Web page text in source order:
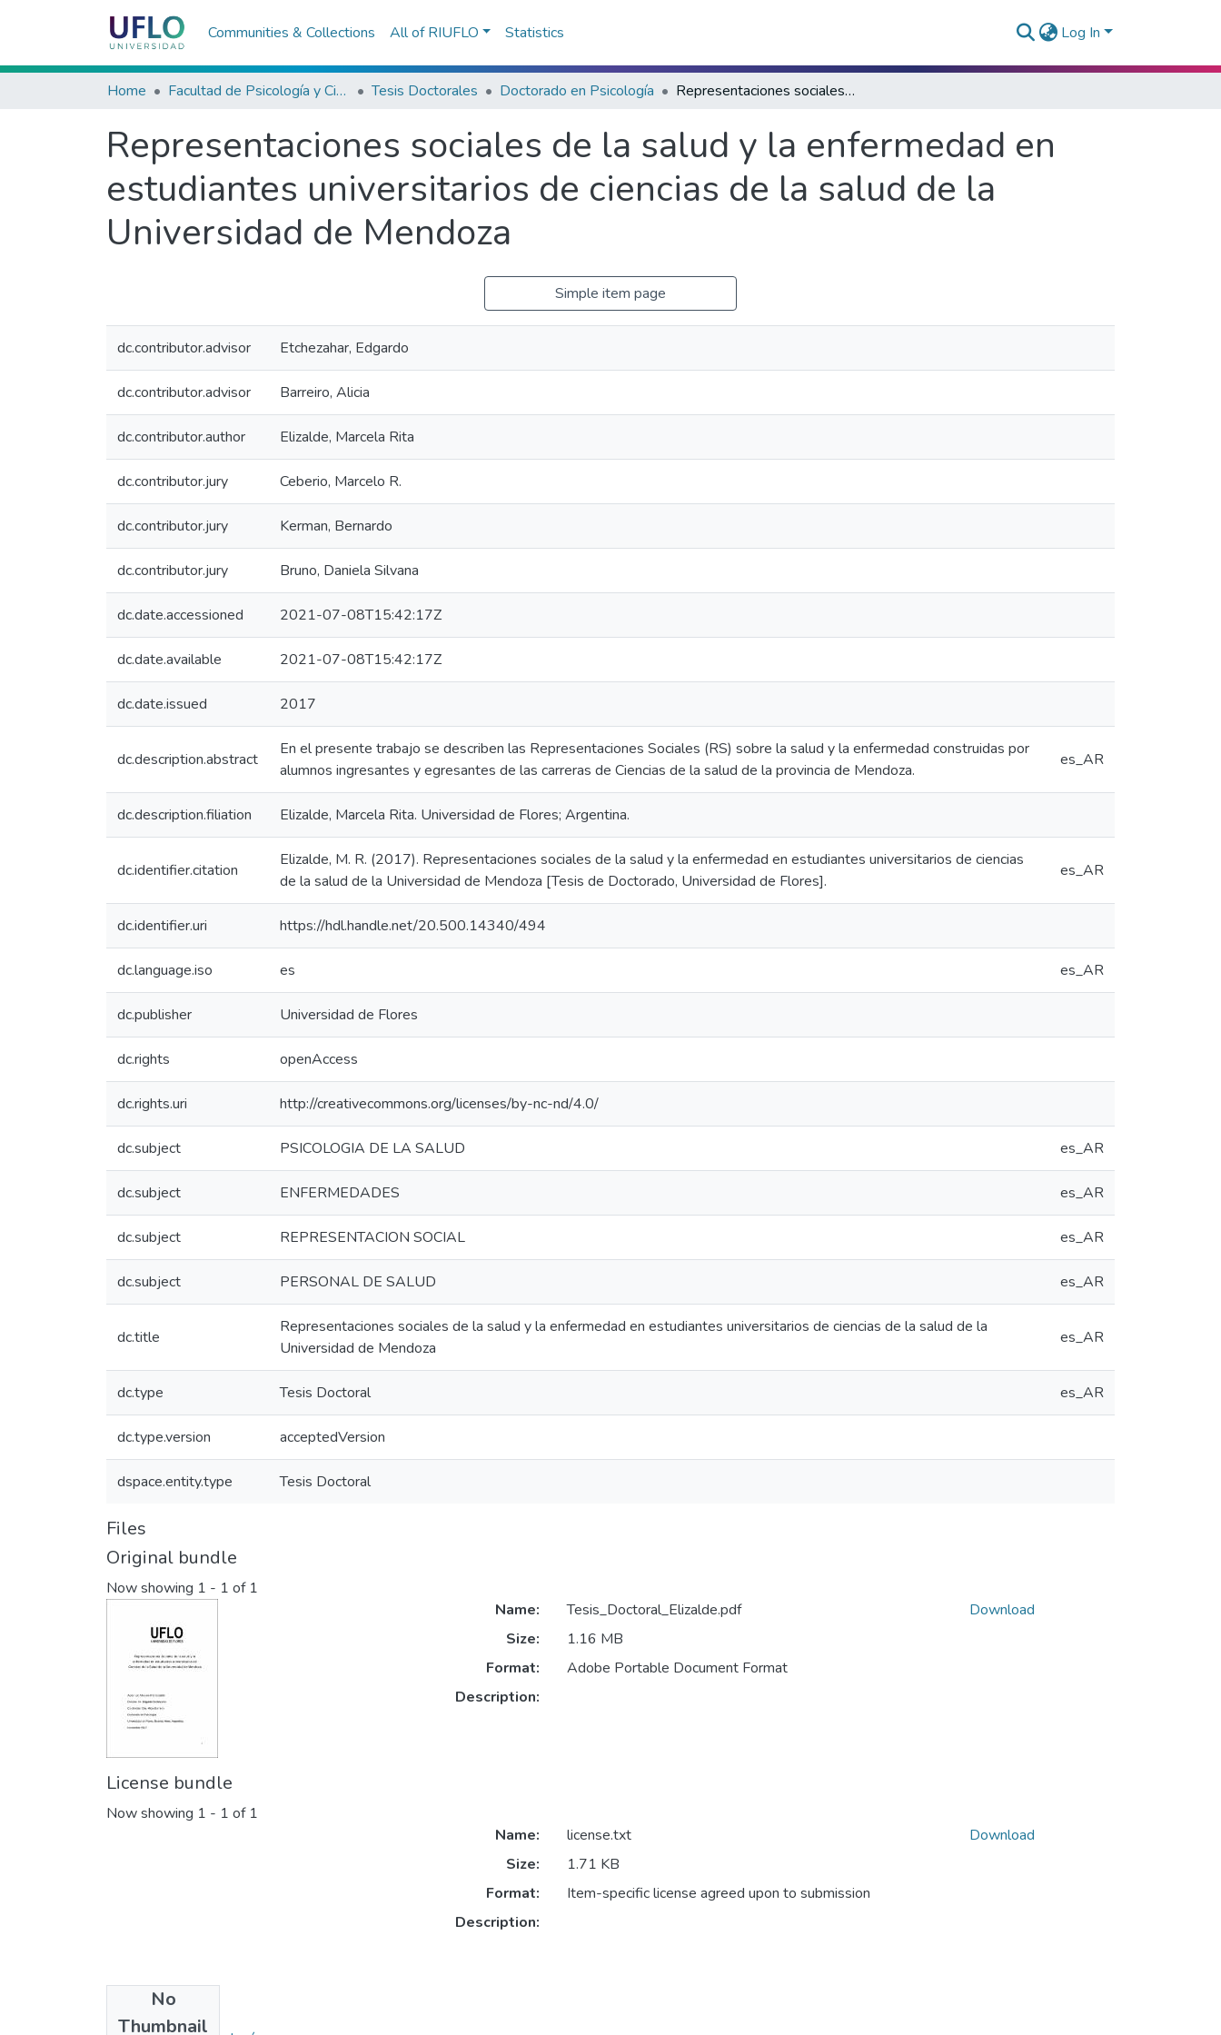
Communities & Collections All of RIUFLO Statistics Log In
Home Facultad de Psicología y Ciencias Sociales Tesis Doctorales Doctorado en Psicología Representaciones sociales de la salud y la enfermedad en estudiantes universitarios de ciencias de la salud de la Universidad de Mendoza
Representaciones sociales de la salud y la enfermedad en
estudiantes universitarios de ciencias de la salud de la
Universidad de Mendoza
Simple item page
dc.contributor.advisor Etchezahar, Edgardo
dc.contributor.advisor Barreiro, Alicia
dc.contributor.author Elizalde, Marcela Rita
dc.contributor.jury Ceberio, Marcelo R.
dc.contributor.jury Kerman, Bernardo
dc.contributor.jury Bruno, Daniela Silvana
dc.date.accessioned 2021-07-08T15:42:17Z
dc.date.available 2021-07-08T15:42:17Z
dc.date.issued 2017
dc.description.abstract
En el presente trabajo se describen las Representaciones Sociales (RS) sobre la salud y la enfermedad construidas por
alumnos ingresantes y egresantes de las carreras de Ciencias de la salud de la provincia de Mendoza.
es_AR
dc.description.filiation Elizalde, Marcela Rita. Universidad de Flores; Argentina.
dc.identifier.citation
Elizalde, M. R. (2017). Representaciones sociales de la salud y la enfermedad en estudiantes universitarios de ciencias
de la salud de la Universidad de Mendoza [Tesis de Doctorado, Universidad de Flores].
es_AR
dc.identifier.uri https://hdl.handle.net/20.500.14340/494
dc.language.iso es es_AR
dc.publisher Universidad de Flores
dc.rights openAccess
dc.rights.uri http://creativecommons.org/licenses/by-nc-nd/4.0/
dc.subject PSICOLOGIA DE LA SALUD es_AR
dc.subject ENFERMEDADES es_AR
dc.subject REPRESENTACION SOCIAL es_AR
dc.subject PERSONAL DE SALUD es_AR
dc.title
Representaciones sociales de la salud y la enfermedad en estudiantes universitarios de ciencias de la salud de la
Universidad de Mendoza
es_AR
dc.type Tesis Doctoral es_AR
dc.type.version acceptedVersion
dspace.entity.type Tesis Doctoral
Files
Original bundle
Now showing 1 - 1 of 1
Name:
Tesis_Doctoral_Elizalde.pdf
Size:
1.16 MB
Format:
Adobe Portable Document Format
Description:
Download
License bundle
Now showing 1 - 1 of 1
No
Thumbnail
Name:
license.txt
Size:
1.71 KB
Format:
Item-specific license agreed upon to submission
Description:
Download
Collections